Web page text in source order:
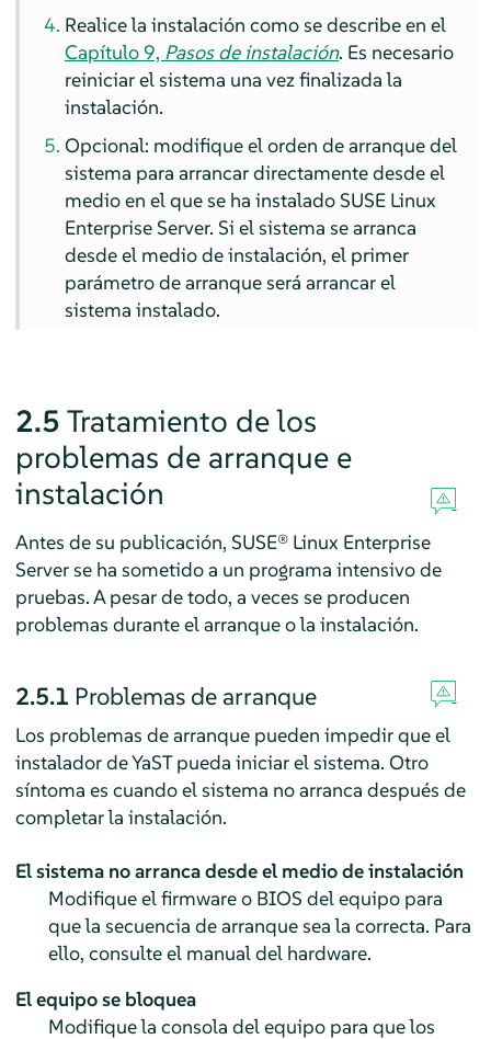
Realice la instalación como se describe en el
Capítulo 9, Pasos de instalación. Es necesario
reiniciar el sistema una vez finalizada la
instalación.
Opcional: modifique el orden de arranque del
sistema para arrancar directamente desde el
medio en el que se ha instalado SUSE Linux
Enterprise Server. Si el sistema se arranca
desde el medio de instalación, el primer
parámetro de arranque será arrancar el
sistema instalado.
2.5 Tratamiento de los
problemas de arranque e
instalación
Antes de su publicación, SUSE® Linux Enterprise
Serverse ha sometido a un programa intensivo de
pruebas. A pesar de todo, a veces se producen
problemas durante el arranque o la instalación.
2.5.1 Problemas de arranque
Los problemas de arranque pueden impedir que el
instalador de YaST pueda iniciar el sistema. Otro
síntoma es cuando el sistema no arranca después de
completar la instalación.
El sistema no arranca desde el medio de instalación
Modifique el firmware o BIOS del equipo para
que la secuencia de arranque sea la correcta. Para
ello, consulte el manual del hardware.
El equipo se bloquea
Modifique la consola del equipo para que los